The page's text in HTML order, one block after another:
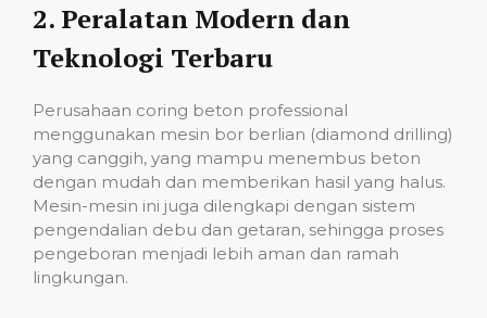
2. Peralatan Modern dan
Teknologi Terbaru
Perusahaan coring beton professional
menggunakan mesin bor berlian (diamond drilling)
yang canggih, yang mampu menembus beton
dengan mudah dan memberikan hasil yang halus.
Mesin-mesin ini juga dilengkapi dengan sistem
pengendalian debu dan getaran, sehingga proses
pengeboran menjadi lebih aman dan ramah
lingkungan.